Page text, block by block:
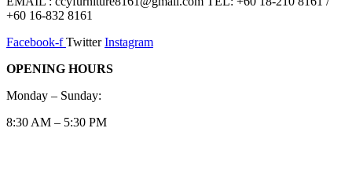
+60 16-832 8161
Facebook-f Twitter Instagram
OPENING HOURS
Monday – Sunday:
8:30 AM – 5:30 PM